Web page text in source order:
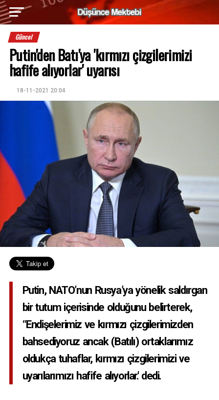
Güncel
Putin'den Batı'ya 'kırmızı çizgilerimizi
hafife alıyorlar' uyarısı
18-11-2021 20:04
Putin, NATO’nun Rusya’ya yönelik saldırgan
bir tutum içerisinde olduğunu belirterek,
“Endişelerimiz ve kırmızı çizgilerimizden
bahsediyoruz ancak (Batılı) ortaklarımız
oldukça tuhaflar, kırmızı çizgilerimizi ve
uyarılarımızı hafife alıyorlar.' dedi.